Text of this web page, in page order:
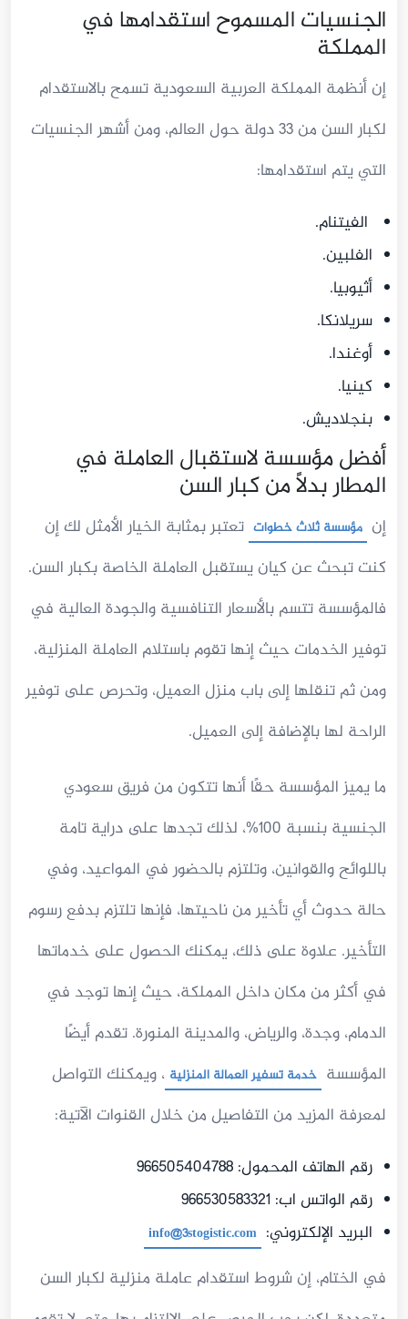
الجنسيات المسموح استقدامها في
المملكة
إن أنظمة المملكة العربية السعودية تسمح بالاستقدام
لكبار السن من 33 دولة حول العالم، ومن أشهر الجنسيات
التي يتم استقدامها:
الفيتنام.
الفلبين.
أثيوبيا.
سريلانكا.
أوغندا.
كينيا.
بنجلاديش.
أفضل مؤسسة لاستقبال العاملة في
المطار بدلًا من كبار السن
إن مؤسسة ثلاث خطوات تعتبر بمثابة الخيار الأمثل لك إن
كنت تبحث عن كيان يستقبل العاملة الخاصة بكبار السن.
فالمؤسسة تتسم بالأسعار التنافسية والجودة العالية في
توفير الخدمات حيث إنها تقوم باستلام العاملة المنزلية،
ومن ثم تنقلها إلى باب منزل العميل، وتحرص على توفير
الراحة لها بالإضافة إلى العميل.
ما يميز المؤسسة حقًا أنها تتكون من فريق سعودي
الجنسية بنسبة 100%، لذلك تجدها على دراية تامة
باللوائح والقوانين، وتلتزم بالحضور في المواعيد، وفي
حالة حدوث أي تأخير من ناحيتها، فإنها تلتزم بدفع رسوم
التأخير. علاوة على ذلك، يمكنك الحصول على خدماتها
في أكثر من مكان داخل المملكة، حيث إنها توجد في
الدمام، وجدة، والرياض، والمدينة المنورة. تقدم أيضًا
المؤسسة خدمة تسفير العمالة المنزلية ، ويمكنك التواصل
لمعرفة المزيد من التفاصيل من خلال القنوات الآتية:
رقم الهاتف المحمول: 966505404788
رقم الواتس اب: 966530583321
البريد الإلكتروني: info@3stogistic.com
في الختام، إن شروط استقدام عاملة منزلية لكبار السن